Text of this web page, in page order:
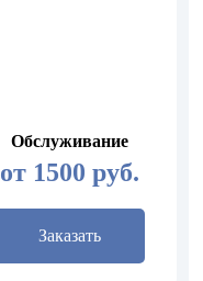
Обслуживание
от 1500 руб.
Заказать